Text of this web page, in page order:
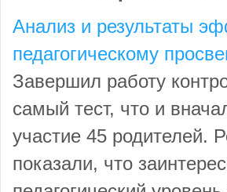
Анализ и результаты
педагогическому
Завершил работу
самый тест, что и
участие 45 родителей.
показали, что